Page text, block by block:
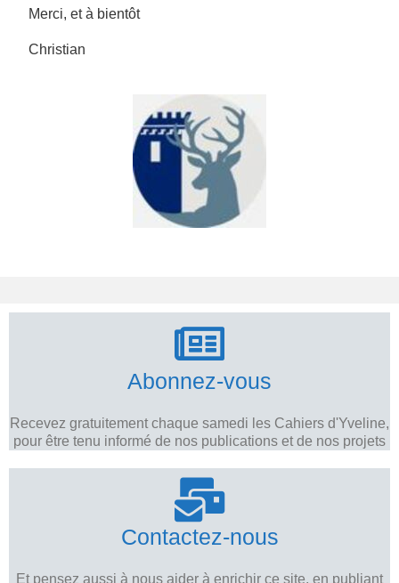
Merci, et à bientôt
Christian
Abonnez-vous
Recevez gratuitement chaque samedi les Cahiers d'Yveline,
pour être tenu informé de nos publications et de nos projets
Contactez-nous
Et pensez aussi à nous aider à enrichir ce site, en publiant